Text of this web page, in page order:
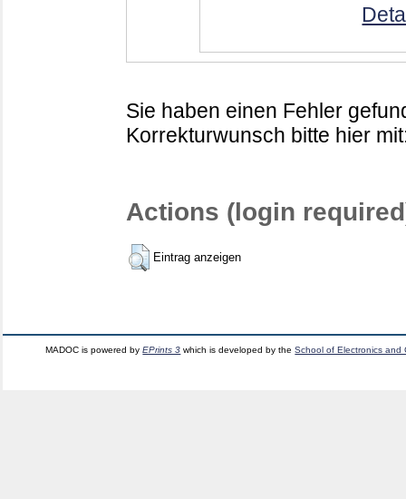
Sie haben einen Fehler
Korrekturwunsch bitte hier
Actions (login
Eintrag anzeigen
MADOC is powered byEPrints 3 which is developed by theSchool of Electronics and